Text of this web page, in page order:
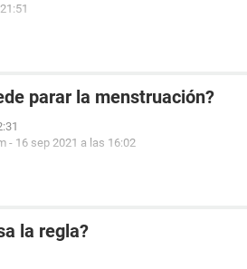
parar la menstruación?
- 16 sep 2021 a las 16:02
la regla?